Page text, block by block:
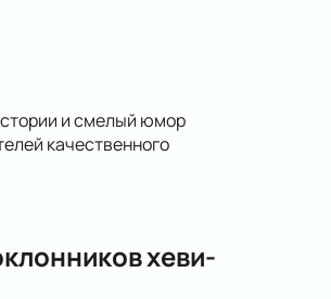
и смелый юмор
качественного
хеви-